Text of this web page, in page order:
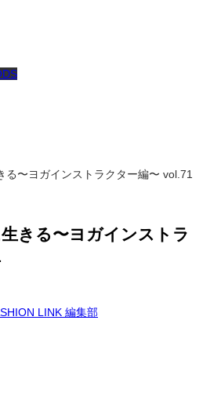
る〜ヨガインストラクター編〜 vol.71
きる〜ヨガインストラ
LINK 編集部